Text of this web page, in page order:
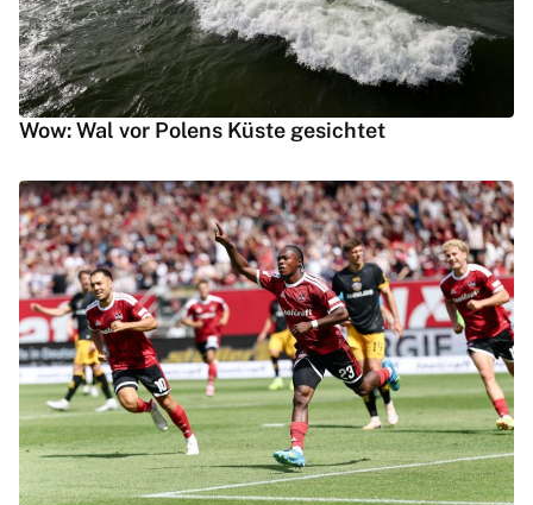
Wow: Wal vor Polens Küste gesichtet